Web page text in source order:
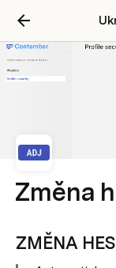
Změna
ZMĚNA